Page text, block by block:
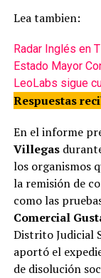
Lea tambien:
Radar Inglés en
Estado Mayor
LeoLabs sigue
Respuestas
En el informe
Villegas
los organismos
la remisión de
como las
Comercial
Distrito Judicial
aportó el
de disolución